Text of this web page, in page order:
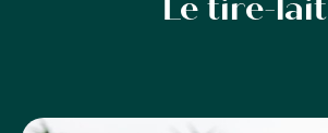
Le tire-lait